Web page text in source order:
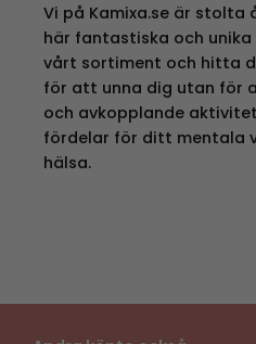
Vi på Kamixa.se är
här fantastiska och
vårt sortiment och hitta
för att unna dig utan för
och avkopplande
fördelar för ditt mentala
hälsa.